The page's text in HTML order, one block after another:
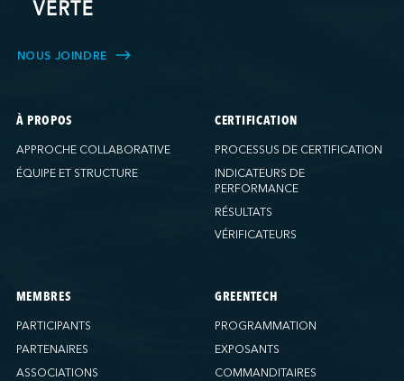
NOUS JOINDRE
À PROPOS
APPROCHE COLLABORATIVE
ÉQUIPE ET STRUCTURE
CERTIFICATION
PROCESSUS DE CERTIFICATION
INDICATEURS DE
PERFORMANCE
RÉSULTATS
VÉRIFICATEURS
MEMBRES
PARTICIPANTS
PARTENAIRES
ASSOCIATIONS
GREENTECH
PROGRAMMATION
EXPOSANTS
COMMANDITAIRES